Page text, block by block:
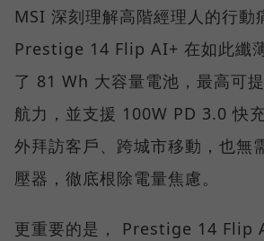
MSI 深刻理解高階經理人的行動
Prestige 14 Flip AI+ 在如此纖
了 81 Wh 大容量電池，最高可
航力，並支援 100W PD 3.0 快
外拜訪客戶、跨城市移動，也無
壓器，徹底根除電量焦慮。
更重要的是， Prestige 14 Flip